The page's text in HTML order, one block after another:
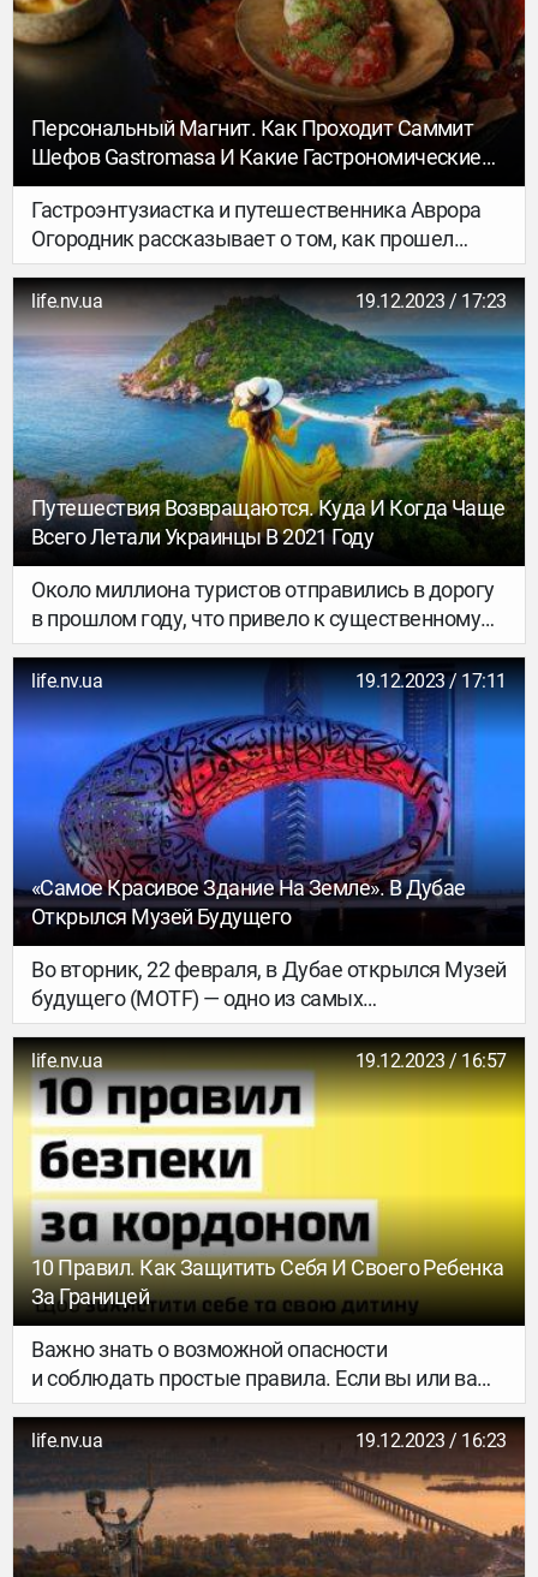
Персональный Магнит. Как Проходит Саммит
Шефов Gastromasa И Какие Гастрономические
Форумы Стоит Посетить
Гастроэнтузиастка и путешественника Аврора
Огородник рассказывает о том, как прошел
последний саммит Gastromasa, чем интересны
подобные мероприятия, и куда стоит поехать
до того, как Gastromasa пройдет в Киеве.
life.nv.ua 19.12.2023 / 17:23
Путешествия Возвращаются. Куда И Когда Чаще
Всего Летали Украинцы В 2021 Году
Около миллиона туристов отправились в дорогу
в прошлом году, что привело к существенному
росту общего числа путешествий.
life.nv.ua 19.12.2023 / 17:11
«Самое Красивое Здание На Земле». В Дубае
Открылся Музей Будущего
Во вторник, 22 февраля, в Дубае открылся Музей
будущего (MOTF) — одно из самых
высокотехнологичных и красивых зданий
в стране и мире.
life.nv.ua 19.12.2023 / 16:57
10 Правил. Как Защитить Себя И Своего Ребенка
За Границей
Важно знать о возможной опасности
и соблюдать простые правила. Если вы или ваш
ребенок в опасности — звоните по телефону
местным экстренным службам и обращайтесь
в посольство Украины в стране назначения.
life.nv.ua 19.12.2023 / 16:23